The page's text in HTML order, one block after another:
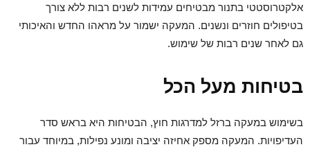
אלקטרוסטטי בתנור מבטיחים עמידות לשנים רבות ללא צורך
בטיפולים חוזרים ונשנים. המעקה ישמור על מראהו החדש והאיכותי
גם לאחר שנים רבות של שימוש.
בטיחות מעל הכל
בשימוש במעקה ברזל למדרגות חוץ, הבטיחות היא בראש סדר
העדיפויות. המעקה מספק אחיזה יציבה ומונע נפילות, במיוחד עבור